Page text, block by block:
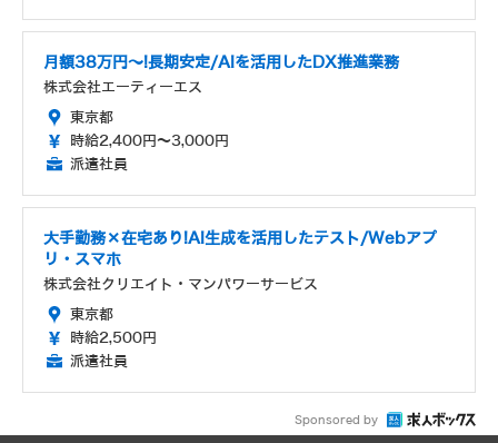
月額38万円～!長期安定/AIを活用したDX推進業務
株式会社エーティーエス
東京都
時給2,400円～3,000円
派遣社員
大手勤務×在宅あり!AI生成を活用したテスト/Webアプ
リ・スマホ
株式会社クリエイト・マンパワーサービス
東京都
時給2,500円
派遣社員
Sponsored by